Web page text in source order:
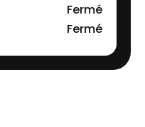
Fermé
Fermé